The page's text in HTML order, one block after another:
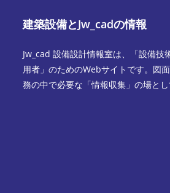
建築設備とJw_cadの情報
Jw_cad 設備設計情報室は、「設備技
用者」のためのWebサイトです。図
務の中で必要な「情報収集」の場とし